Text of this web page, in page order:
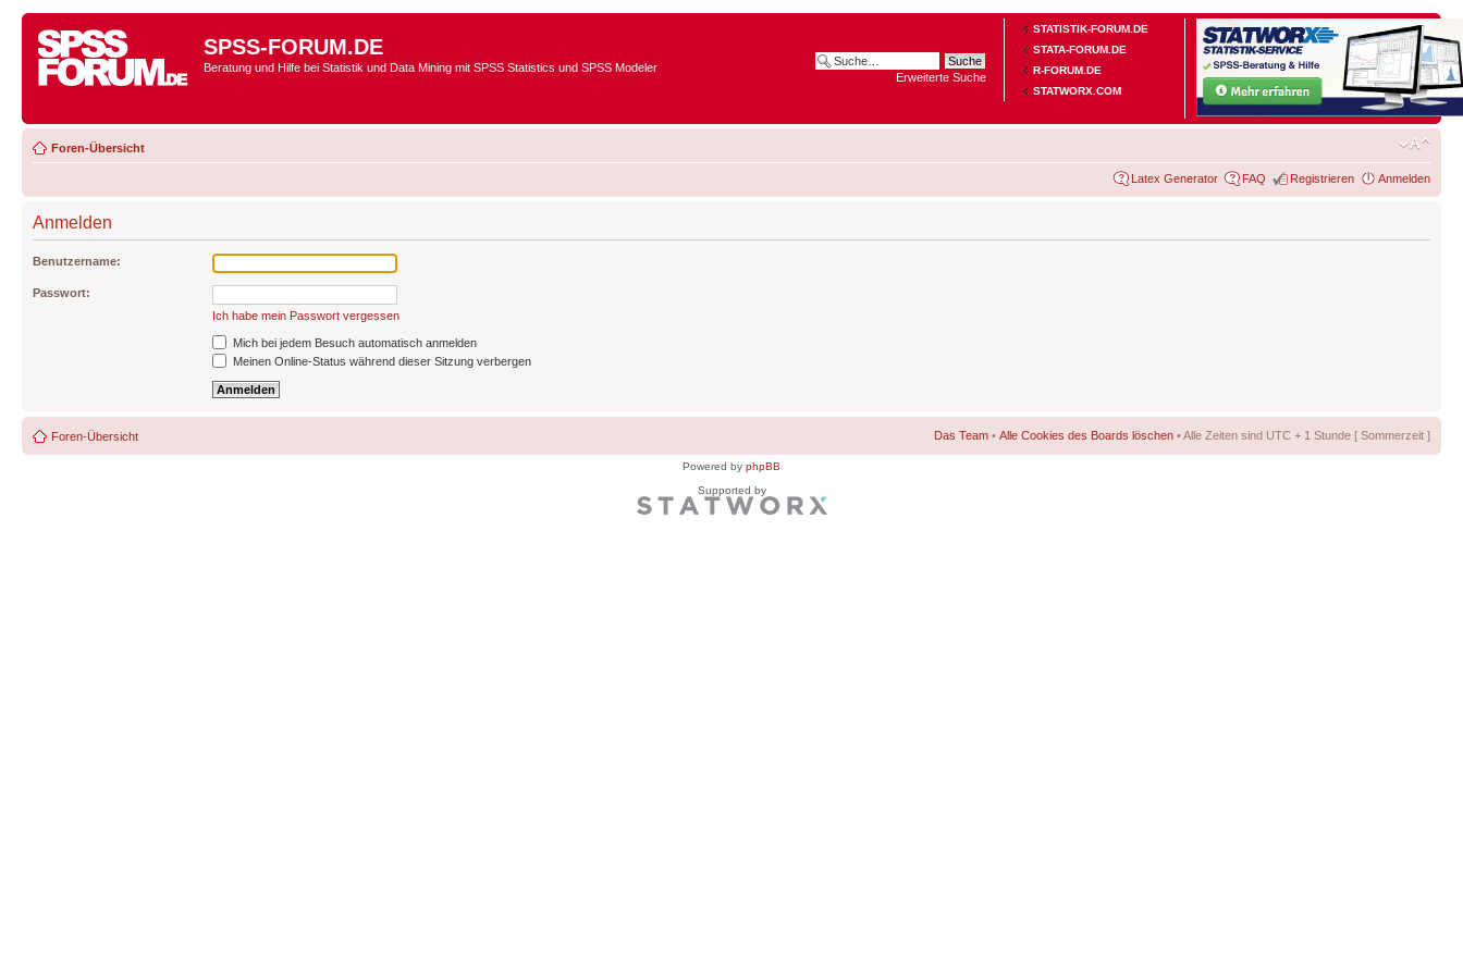
STATISTIK-FORUM.DE
STATA-FORUM.DE
R-FORUM.DE
STATWORX.COM
SPSS-FORUM.DE
Beratung und Hilfe bei Statistik und Data Mining mit SPSS Statistics und SPSS Modeler
Erweiterte Suche
Foren-Übersicht
Latex Generator FAQ Registrieren Anmelden
Anmelden
Benutzername:
Passwort:
Ich habe mein Passwort vergessen
Mich bei jedem Besuch automatisch anmelden
Meinen Online-Status während dieser Sitzung verbergen
Foren-Übersicht Das Team • Alle Cookies des Boards löschen • Alle Zeiten sind UTC + 1 Stunde [ Sommerzeit ]
Powered by phpBB
Supported by